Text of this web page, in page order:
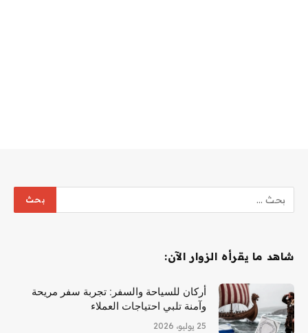
شاهد ما يقرأه الزوار الآن:
أركان للسياحة والسفر: تجربة سفر مريحة
وآمنة تلبي احتياجات العملاء
25 يوليو، 2026